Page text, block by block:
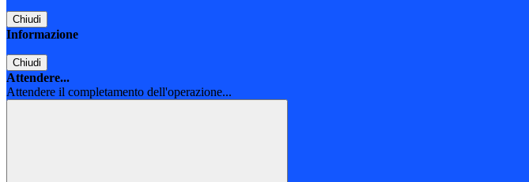
Chiudi
Informazione
Chiudi
Attendere...
Attendere il completamento dell'operazione...